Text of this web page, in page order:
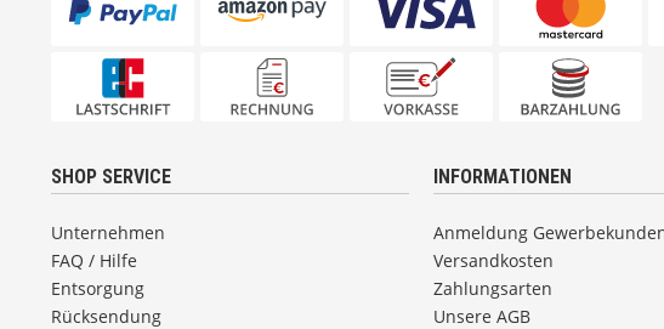
SHOP SERVICE
Unternehmen
FAQ / Hilfe
Entsorgung
Rücksendung
INFORMATIONEN
Anmeldung
Versandkosten
Zahlungsarten
Unsere AGB